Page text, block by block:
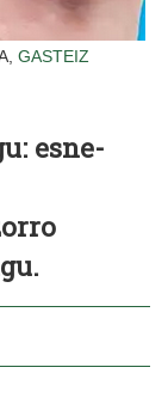
GASTEIZ
esne-